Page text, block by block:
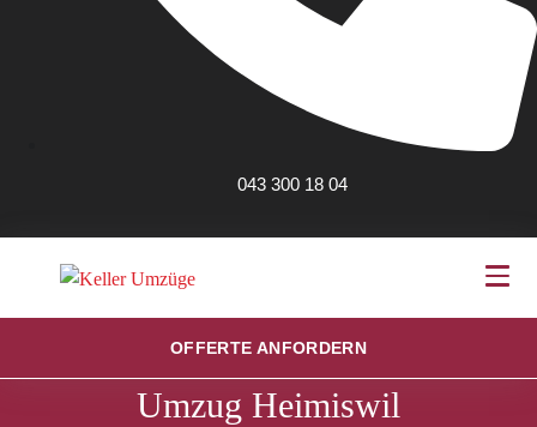
043 300 18 04
OFFERTE ANFORDERN
Umzug Heimiswil